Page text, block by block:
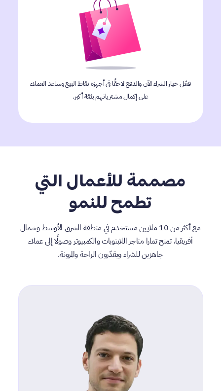
فعّل خيار الشراء الآن والدفع لاحقًا في أجهزة نقاط البيع وساعد العملاء
على إكمال مشترياتهم بثقة أكبر.
مصممة للأعمال التي
تطمح للنمو
مع أكثر من 10 ملايين مستخدم في منطقة الشرق الأوسط وشمال
أفريقيا، تمنح تمارا متاجر اللابتوبات والكمبيوتر وصولًا إلى عملاء
جاهزين للشراء ويقدّرون الراحة والمرونة.